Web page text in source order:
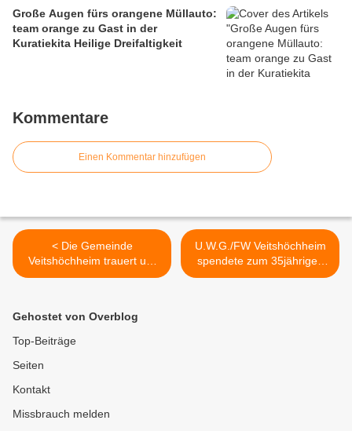
Große Augen fürs orangene Müllauto:
team orange zu Gast in der
Kuratiekita Heilige Dreifaltigkeit
Kommentare
Einen Kommentar hinzufügen
< Die Gemeinde
Veitshöchheim trauert um
ihren Stammgast Barbara
U.W.G./FW Veitshöchheim
spendete zum 35jährigen
Vereinsjubiläum einen
Gehostet von Overblog
Top-Beiträge
Seiten
Kontakt
Missbrauch melden